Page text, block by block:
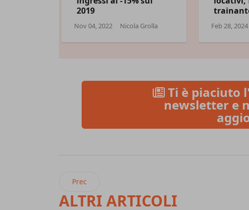
2019
Nov 04, 2022 Nicola Grolla Feb 28, 2024
Ti è piaciuto
newsletter e
Articolo precedente: Hamburger Day, su Glovo fino
Prec
ALTRI ARTICOLI